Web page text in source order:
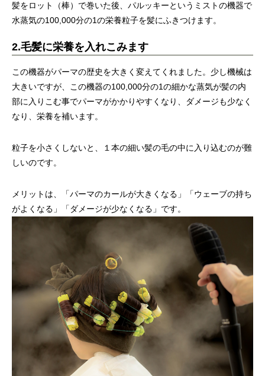
髪をロット（棒）で巻いた後、パルッキーというミストの機器で
水蒸気の100,000分の1の栄養粒子を髪にふきつけます。
2.毛髪に栄養を入れこみます
この機器がパーマの歴史を大きく変えてくれました。少し機械は
大きいですが、この機器の100,000分の1の細かな蒸気が髪の内
部に入りこむ事でパーマがかかりやすくなり、ダメージも少なく
なり、栄養を補います。
粒子を小さくしないと、１本の細い髪の毛の中に入り込むのが難
しいのです。
メリットは、「パーマのカールが大きくなる」「ウェーブの持ち
がよくなる」「ダメージが少なくなる」です。